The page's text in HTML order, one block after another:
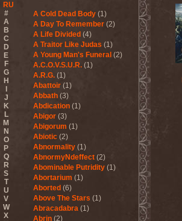
RU
#
A
B
C
D
E
F
G
H
J
K
L
M
N
O
P
Q
R
S
T
U
V
W
X
A Cold Dead Body (1)
A Day To Remember (2)
A Life Divided (4)
A Traitor Like Judas (1)
A Young Man's Funeral (2)
A.C.O.V.S.U.R. (1)
A.R.G. (1)
Abattoir (1)
Abbath (3)
Abdication (1)
Abigor (3)
Abigorum (1)
Abiotic (2)
Abnormality (1)
AbnormyNdeffect (2)
Abominable Putridity (1)
Abortarium (1)
Aborted (6)
Above The Stars (1)
Abracadabra (1)
Abrin (2)